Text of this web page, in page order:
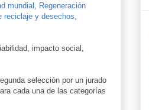
mundial
Regeneración
reciclaje y desechos
impacto social,
selección por un jurado
cada una de las categorías